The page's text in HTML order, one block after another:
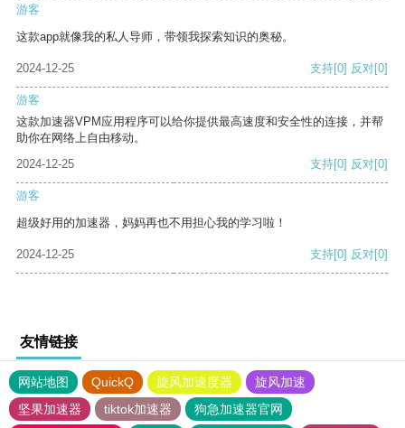
游客
这款app就像我的私人导师，带领我探索知识的奥秘。
2024-12-25 支持[0] 反对[0]
游客
这款加速器VPM应用程序可以给你提供最高速度和安全性的连接，并帮
助你在网络上自由移动。
2024-12-25
支持[0] 反对[0]
游客
超级好用的加速器，妈妈再也不用担心我的学习啦！
2024-12-25 支持[0] 反对[0]
友情链接
网站地图 QuickQ 旋风加速度器
旋风加速
坚果加速器
tiktok加速器
狗急加速器官网